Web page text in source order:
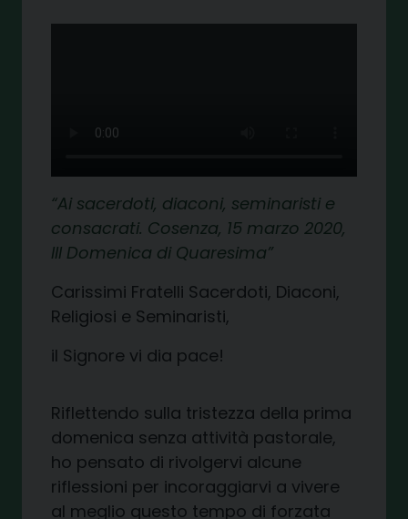
Ai sacerdoti, diaconi, seminaristi e
consacrati. Cosenza, 15 marzo 2020,
III Domenica di Quaresima
Carissimi Fratelli Sacerdoti, Diaconi,
Religiosi e Seminaristi,
il Signore vi dia pace!
Riflettendo sulla tristezza della prima
domenica senza attività pastorale,
ho pensato di rivolgervi alcune
riflessioni per incoraggiarvi a vivere
al meglio questo tempo di forzata